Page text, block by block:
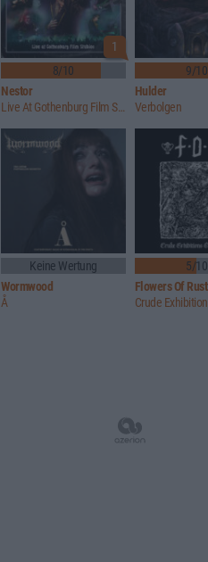
1
8/10
Nestor
Live At Gothenburg Film Studios
9/10
Hulder
Verbolgen
Keine Wertung
Wormwood
Å
5/10
Flowers Of Rust